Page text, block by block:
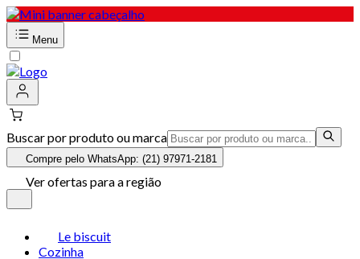
Menu
Buscar por produto ou marca
Compre pelo WhatsApp: (21) 97971-2181
Ver ofertas para a região
Le biscuit
Cozinha